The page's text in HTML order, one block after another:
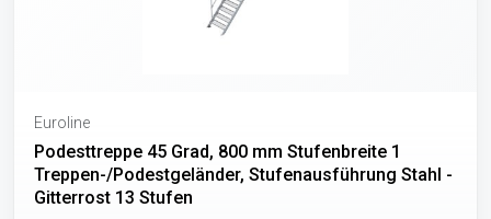
Euroline
Podesttreppe 45 Grad, 800 mm Stufenbreite 1
Treppen-/Podestgeländer, Stufenausführung Stahl -
Gitterrost 13 Stufen